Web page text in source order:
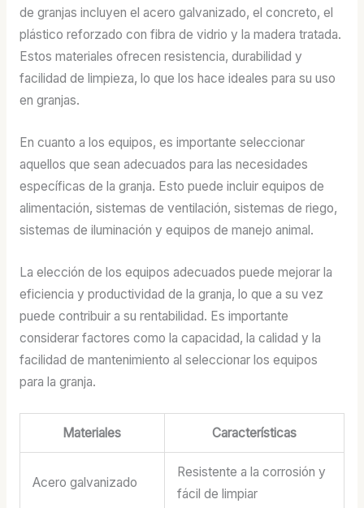
de granjas incluyen el acero galvanizado, el concreto, el
plástico reforzado con fibra de vidrio y la madera tratada.
Estos materiales ofrecen resistencia, durabilidad y
facilidad de limpieza, lo que los hace ideales para su uso
en granjas.
En cuanto a los equipos, es importante seleccionar
aquellos que sean adecuados para las necesidades
específicas de la granja. Esto puede incluir equipos de
alimentación, sistemas de ventilación, sistemas de riego,
sistemas de iluminación y equipos de manejo animal.
La elección de los equipos adecuados puede mejorar la
eficiencia y productividad de la granja, lo que a su vez
puede contribuir a su rentabilidad. Es importante
considerar factores como la capacidad, la calidad y la
facilidad de mantenimiento al seleccionar los equipos
para la granja.
Materiales Características
Acero galvanizado
Resistente a la corrosión y
fácil de limpiar